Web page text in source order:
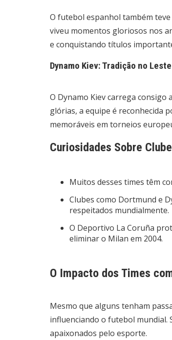
O futebol espanhol também
viveu momentos gloriosos nos
e conquistando títulos
Dynamo Kiev: Tradição no
O Dynamo Kiev carrega
glórias, a equipe é reconhecida
memoráveis em torneios
Curiosidades Sobre
Muitos desses times têm
Clubes como Dortmund e
respeitados mundialmente.
O Deportivo La Coruña
eliminar o Milan em 2004.
O Impacto dos Times
Mesmo que alguns tenham
influenciando o futebol mundial.
apaixonados pelo esporte.